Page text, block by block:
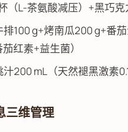
（L-茶氨酸减压）+黑巧克
100 g+烤南瓜200 g+番
红素+益生菌）
200 mL（天然褪黑激素
三维管理